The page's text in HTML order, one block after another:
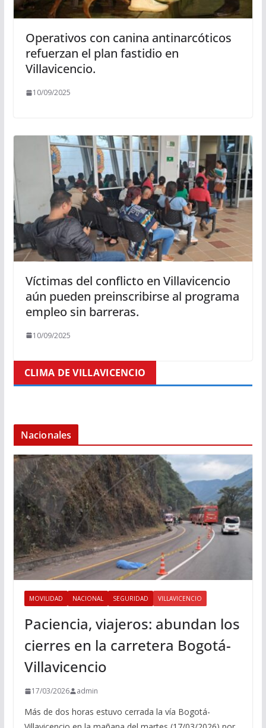
Operativos con canina antinarcóticos
refuerzan el plan fastidio en
Villavicencio.
10/09/2025
Víctimas del conflicto en Villavicencio
aún pueden preinscribirse al programa
empleo sin barreras.
10/09/2025
CLIMA DE VILLAVICENCIO
Nacionales
MOVILIDAD NACIONAL SEGURIDAD VILLAVICENCIO
Paciencia, viajeros: abundan los
cierres en la carretera Bogotá-
Villavicencio
17/03/2026 admin
Más de dos horas estuvo cerrada la vía Bogotá-